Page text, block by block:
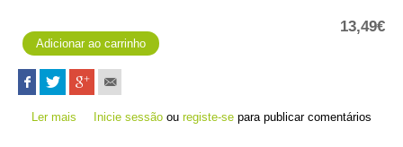
13,49€
Ler mais acerca de Suporte para caravanas BC 40
Inicie sessão ouregiste-se para publicar comentários